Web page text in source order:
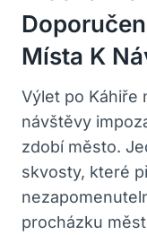
Místa K
Výlet po Káhiře
návštěvy
zdobí město.
skvosty, které
procházku